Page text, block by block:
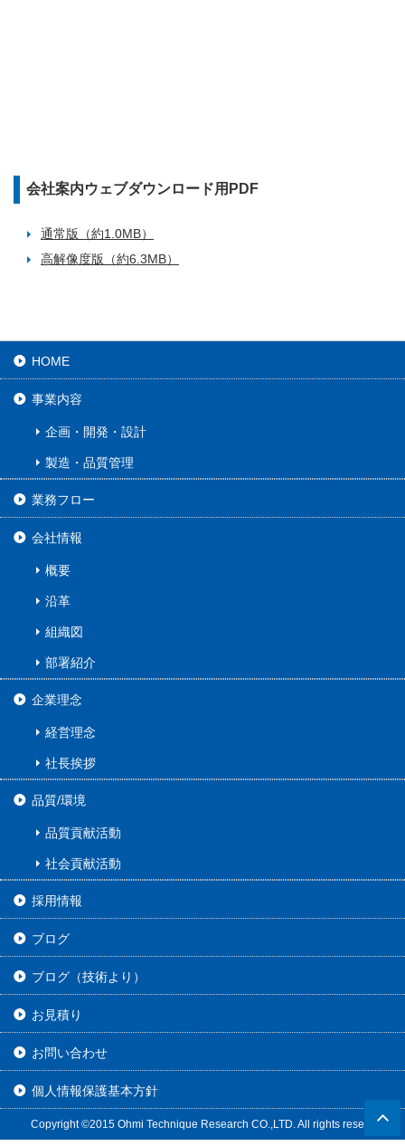
会社案内ウェブダウンロード用PDF
通常版（約1.0MB）
高解像度版（約6.3MB）
HOME
事業内容
企画・開発・設計
製造・品質管理
業務フロー
会社情報
概要
沿革
組織図
部署紹介
企業理念
経営理念
社長挨拶
品質/環境
品質貢献活動
社会貢献活動
採用情報
ブログ
ブログ（技術より）
お見積り
お問い合わせ
個人情報保護基本方針
Copyright ©2015 Ohmi Technique Research CO.,LTD. All rights reserved.